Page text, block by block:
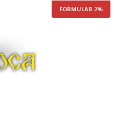
FORMULAR 2%